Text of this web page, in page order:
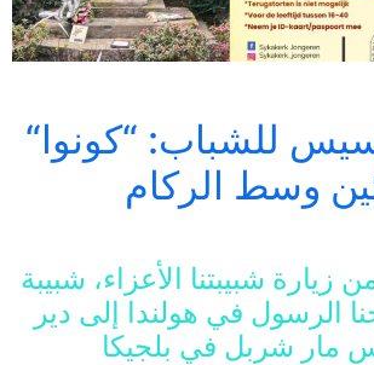
“البابا فرنسيس للشباب: “كونوا
وسط الركام
شبيبتنا الأعزاء، شبيبة
الرسول في هولندا إلى دير
مار شربل في بلجيكا